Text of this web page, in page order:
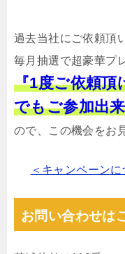
過去当社にご依頼頂
毎月抽選で超豪華プ
『1度ご依頼頂
でもご参加出
ので、この機会をお
＜キャンペーン
お問い合わせは